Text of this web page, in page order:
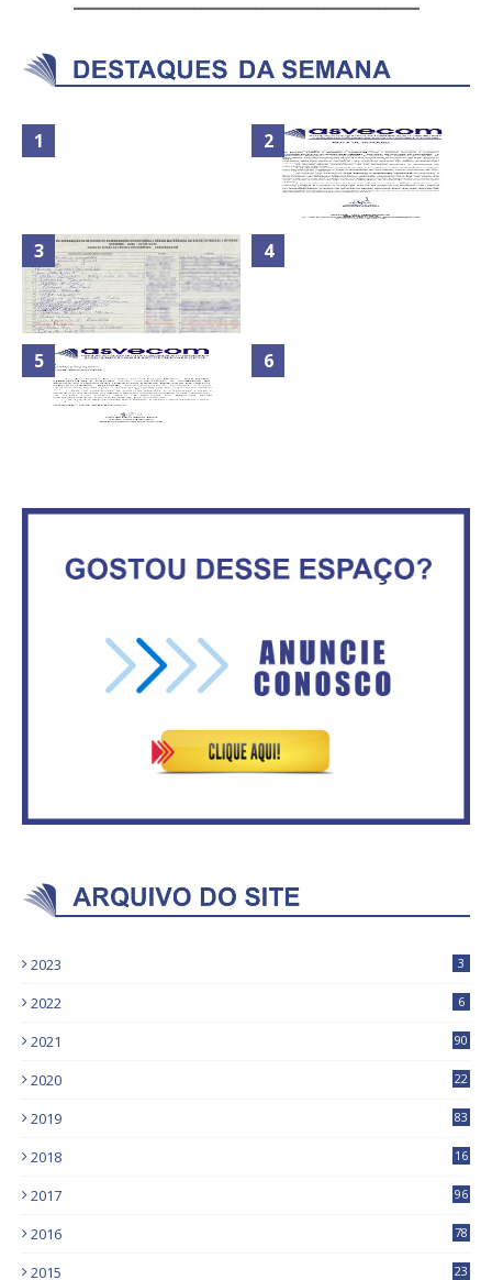
Secretaria da Fazenda abre 120
Maior São João do Cerrado
ASVECOM: Renúncia Ana Neves
consumidores estão
inadimplentes
2023 3
2022 6
2021 90
2020
22
2019
83
2018
16
2017
96
2016
78
2015 23